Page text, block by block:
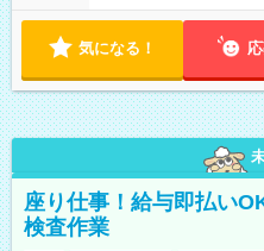
気になる！
座り仕事！給与即払い
検査作業